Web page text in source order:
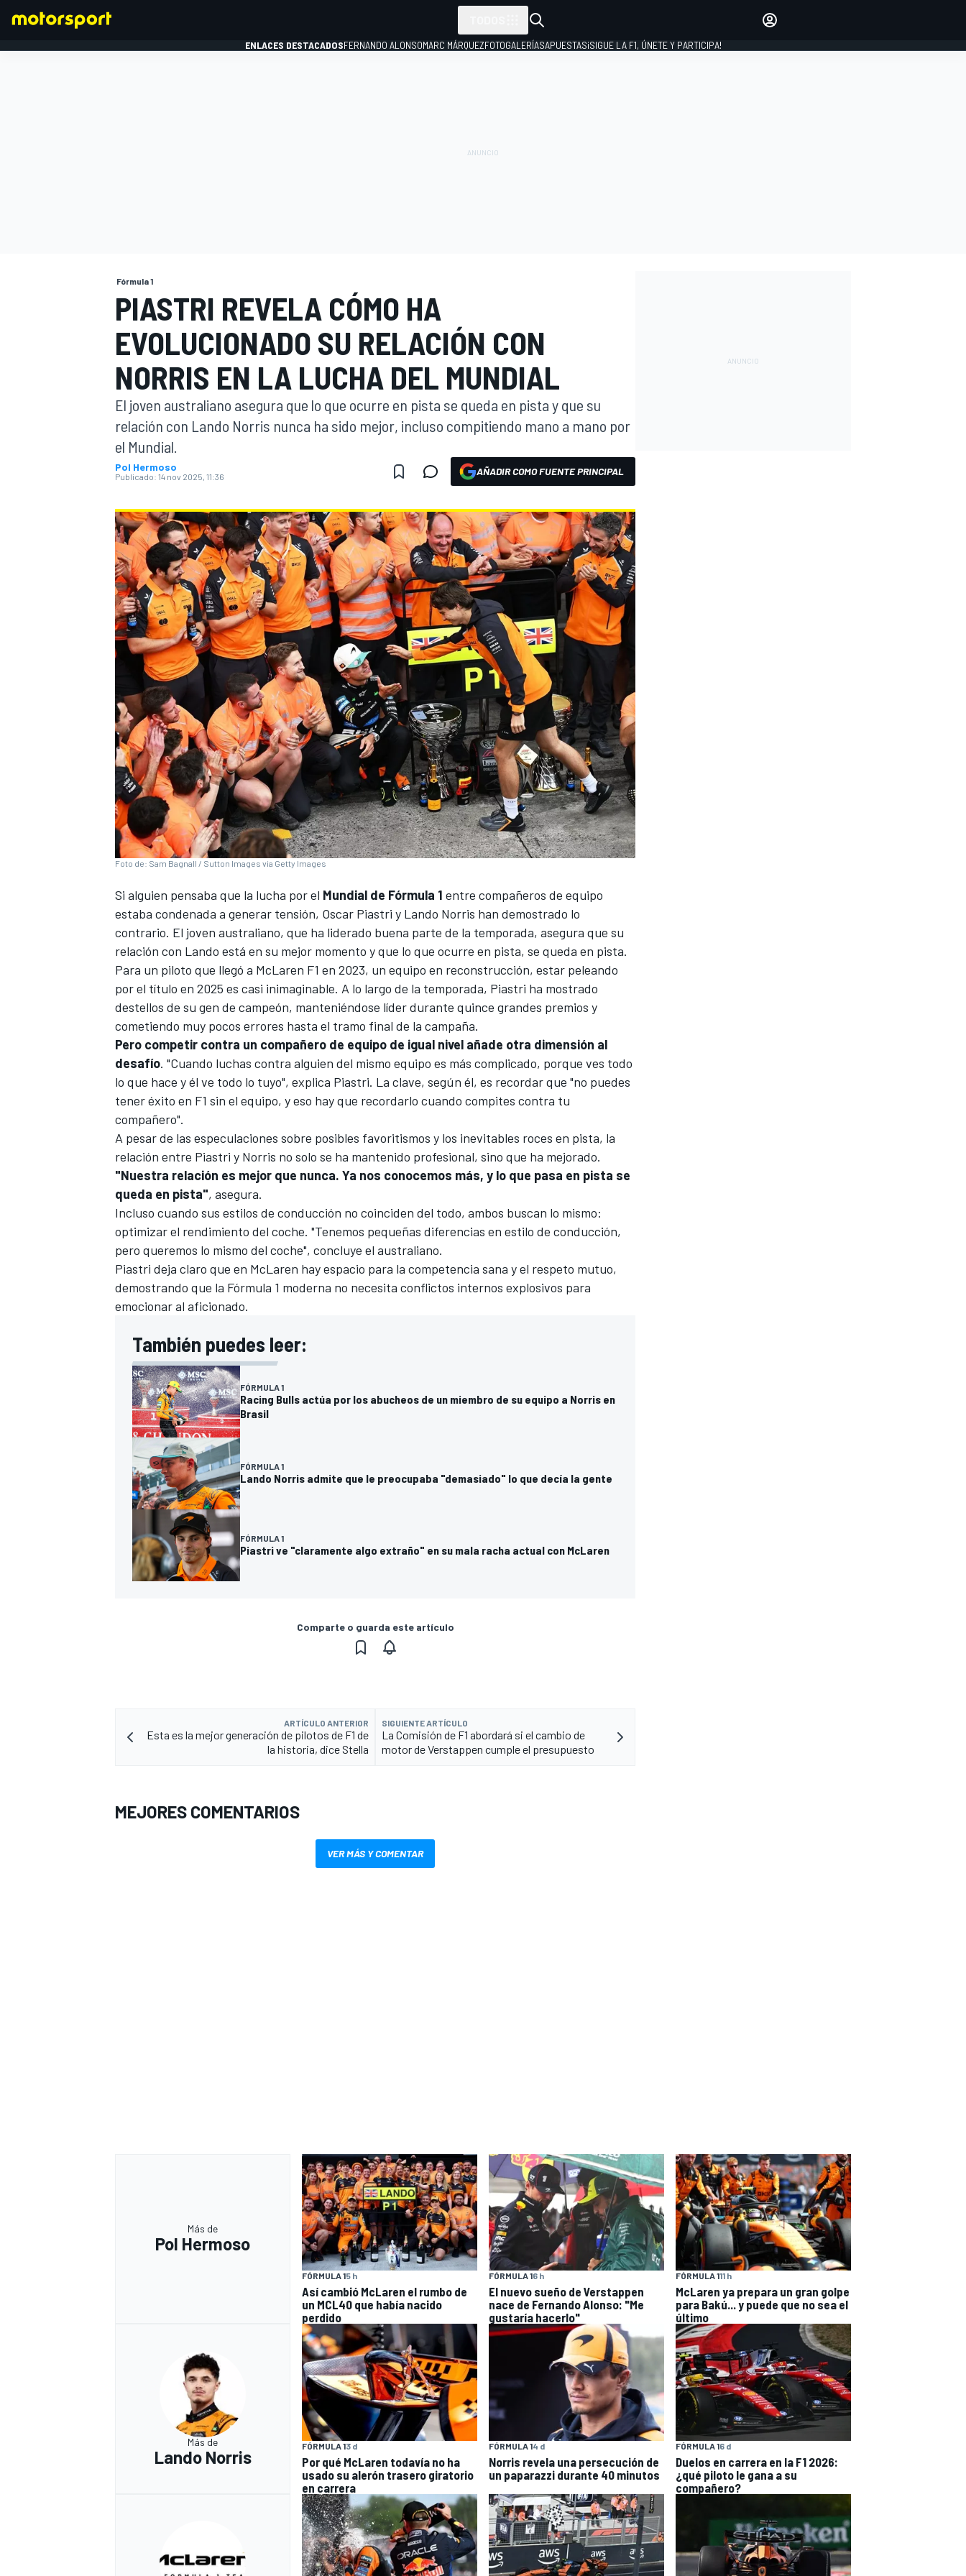
WEC FÓRMULA E
MÁS CATEGORÍAS
ENLACES DESTACADOSFERNANDO ALONSOMARC MÁRQUEZFOTOGALERÍASAPUESTAS¡SIGUE LA F1, ÚNETE Y PARTICIPA!
Fórmula 1
PIASTRI REVELA CÓMO HA
EVOLUCIONADO SU RELACIÓN CON
NORRIS EN LA LUCHA DEL MUNDIAL
El joven australiano asegura que lo que ocurre en pista se queda en pista y que su
relación con Lando Norris nunca ha sido mejor, incluso compitiendo mano a mano por
el Mundial.
Pol Hermoso
Publicado: 14 nov 2025, 11:36 AÑADIR COMO FUENTE PRINCIPAL
Foto de: Sam Bagnall / Sutton Images via Getty Images
Si alguien pensaba que la lucha por el Mundial de Fórmula 1 entre compañeros de equipo
estaba condenada a generar tensión, Oscar Piastri y Lando Norris han demostrado lo
contrario. El joven australiano, que ha liderado buena parte de la temporada, asegura que su
relación con Lando está en su mejor momento y que lo que ocurre en pista, se queda en pista.
Para un piloto que llegó a McLaren F1 en 2023, un equipo en reconstrucción, estar peleando
por el título en 2025 es casi inimaginable. A lo largo de la temporada, Piastri ha mostrado
destellos de su gen de campeón, manteniéndose líder durante quince grandes premios y
cometiendo muy pocos errores hasta el tramo final de la campaña.
Pero competir contra un compañero de equipo de igual nivel añade otra dimensión al
desafío. "Cuando luchas contra alguien del mismo equipo es más complicado, porque ves todo
lo que hace y él ve todo lo tuyo", explica Piastri. La clave, según él, es recordar que "no puedes
tener éxito en F1 sin el equipo, y eso hay que recordarlo cuando compites contra tu
compañero".
A pesar de las especulaciones sobre posibles favoritismos y los inevitables roces en pista, la
relación entre Piastri y Norris no solo se ha mantenido profesional, sino que ha mejorado.
"Nuestra relación es mejor que nunca. Ya nos conocemos más, y lo que pasa en pista se
queda en pista", asegura.
Incluso cuando sus estilos de conducción no coinciden del todo, ambos buscan lo mismo:
optimizar el rendimiento del coche. "Tenemos pequeñas diferencias en estilo de conducción,
pero queremos lo mismo del coche", concluye el australiano.
Piastri deja claro que en McLaren hay espacio para la competencia sana y el respeto mutuo,
demostrando que la Fórmula 1 moderna no necesita conflictos internos explosivos para
emocionar al aficionado.
También puedes leer:
FÓRMULA 1
Racing Bulls actúa por los abucheos de un miembro de su equipo a Norris en
Brasil
FÓRMULA 1
Lando Norris admite que le preocupaba "demasiado" lo que decía la gente
FÓRMULA 1
Piastri ve "claramente algo extraño" en su mala racha actual con McLaren
Comparte o guarda este artículo
ARTÍCULO ANTERIOR
Esta es la mejor generación de pilotos de F1 de
la historia, dice Stella
SIGUIENTE ARTÍCULO
La Comisión de F1 abordará si el cambio de
motor de Verstappen cumple el presupuesto
MEJORES COMENTARIOS
VER MÁS Y COMENTAR
Más de
Pol Hermoso
FÓRMULA 15 h
Así cambió McLaren el rumbo de
un MCL40 que había nacido
perdido
FÓRMULA 16 h
El nuevo sueño de Verstappen
nace de Fernando Alonso: "Me
gustaría hacerlo"
FÓRMULA 111 h
McLaren ya prepara un gran golpe
para Bakú... y puede que no sea el
último
Más de
Lando Norris
FÓRMULA 13 d
Por qué McLaren todavía no ha
usado su alerón trasero giratorio
en carrera
FÓRMULA 14 d
Norris revela una persecución de
un paparazzi durante 40 minutos
FÓRMULA 16 d
Duelos en carrera en la F1 2026:
¿qué piloto le gana a su
compañero?